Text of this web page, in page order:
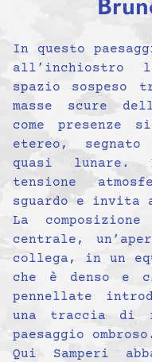
In questo
all’inchiostro
spazio sospeso
masse scure
come presenze
etereo,
quasi lunare.
tensione
sguardo e invita
La
centrale,
collega, in un
che è denso e
pennellate
una traccia di
paesaggio ombroso.
Qui Samperi